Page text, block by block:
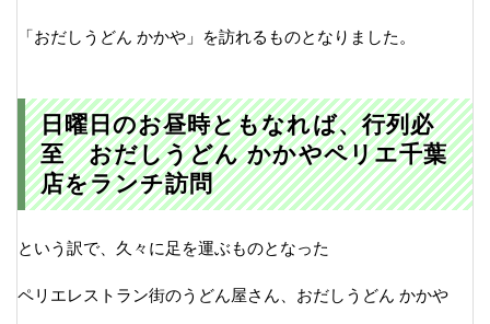
「おだしうどん かかや」を訪れるものとなりました。
日曜日のお昼時ともなれば、行列必
至 おだしうどん かかやペリエ千葉
店をランチ訪問
という訳で、久々に足を運ぶものとなった
ペリエレストラン街のうどん屋さん、おだしうどん かかや